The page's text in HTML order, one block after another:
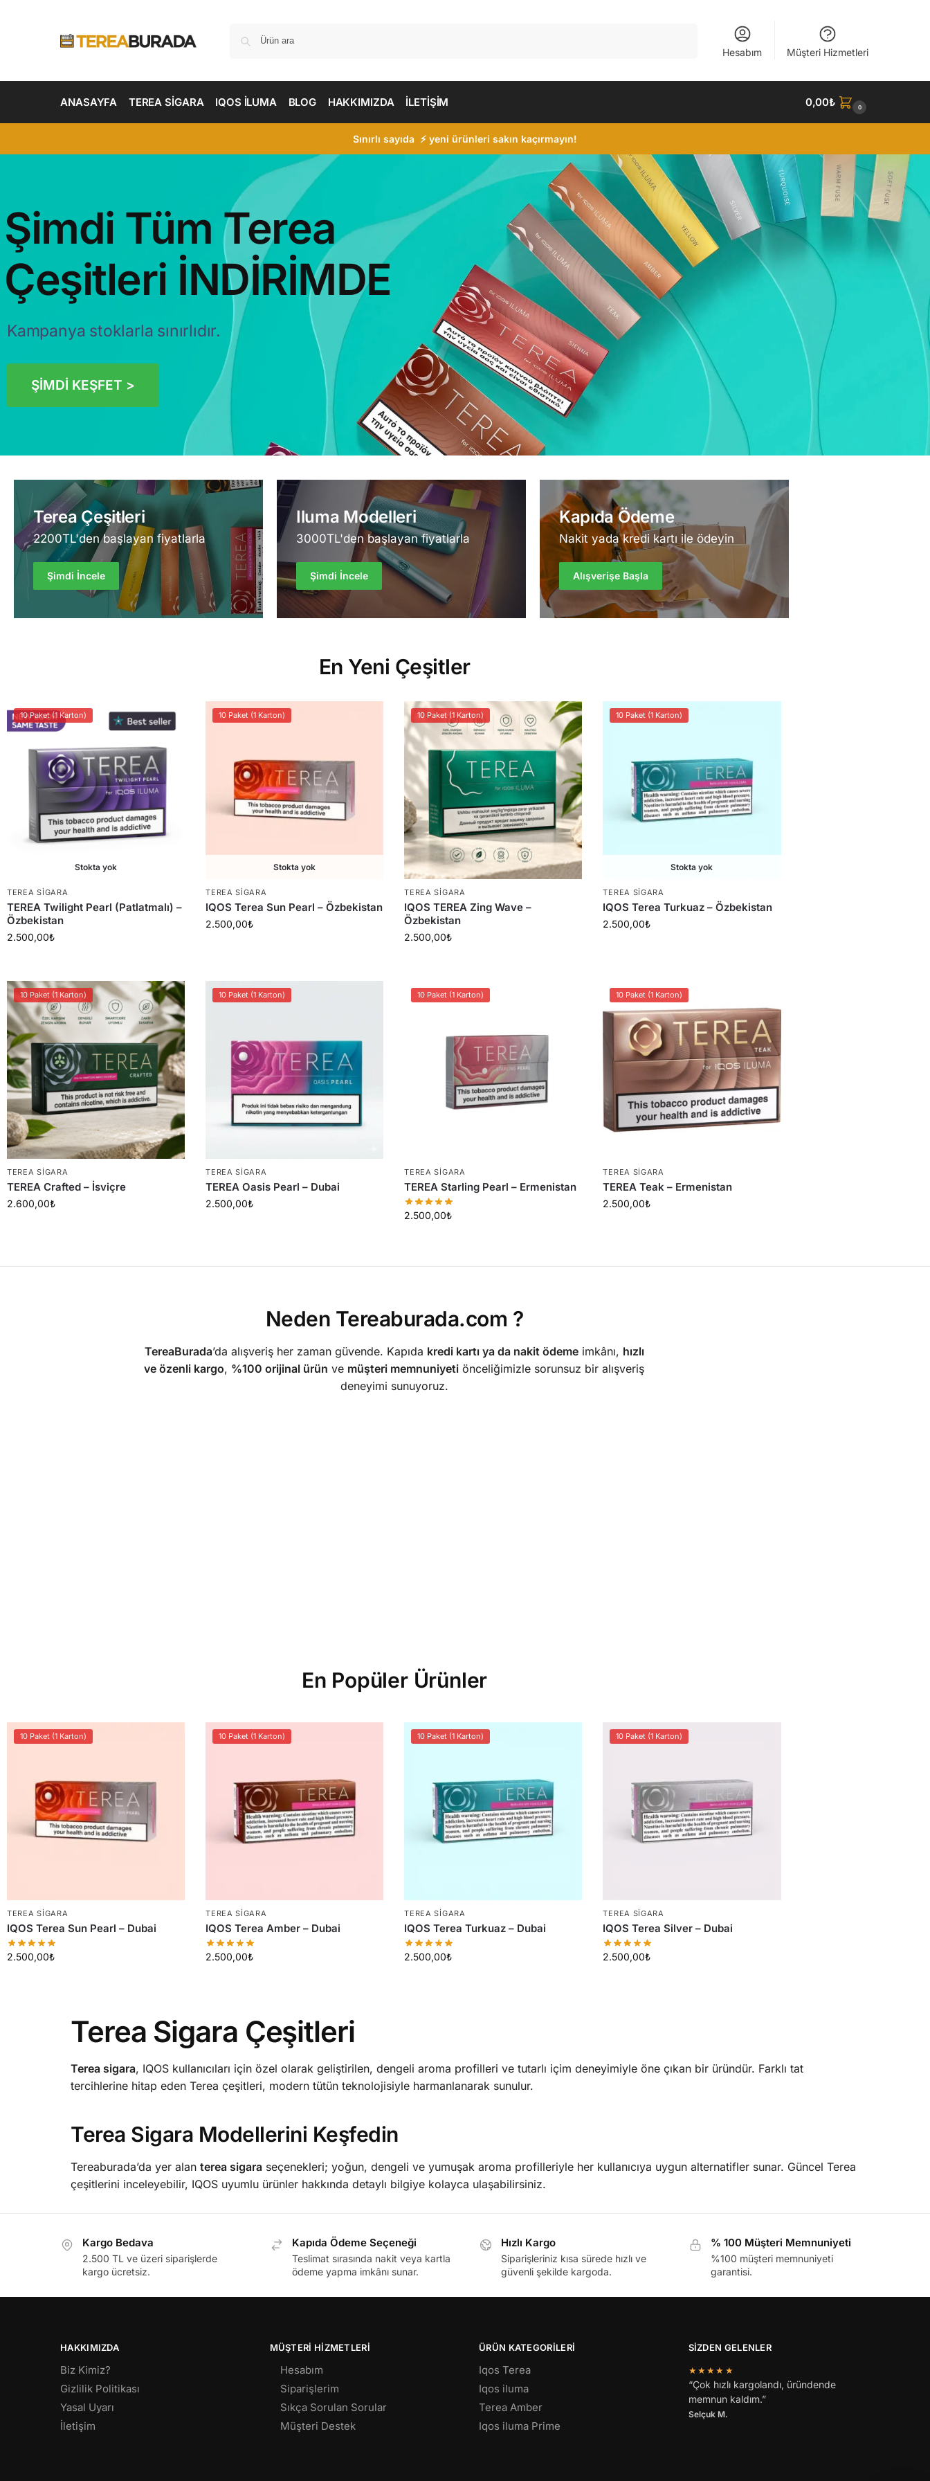
Hesabım Müşteri Hizmetleri
ANASAYFA TEREA SİGARA IQOS İLUMA BLOG HAKKIMIZDA İLETİŞİM 0,00₺ 0
Sınırlı sayıda ⚡ yeni ürünleri sakın kaçırmayın!
Şimdi Tüm Terea
Çeşitleri İNDİRİMDE
Kampanya stoklarla sınırlıdır.
ŞİMDİ KEŞFET >
Terea Çeşitleri
2200TL'den başlayan fiyatlarla
Şimdi İncele
Iluma Modelleri
3000TL'den başlayan fiyatlarla
Şimdi İncele
Kapıda Ödeme
Nakit yada kredi kartı ile ödeyin
Alışverişe Başla
En Yeni Çeşitler
10 Paket (1 Karton)
Stokta yok
TEREA SIGARA
TEREA Twilight Pearl (Patlatmalı) –
Özbekistan
2.500,00₺
10 Paket (1 Karton)
Stokta yok
TEREA SIGARA
IQOS Terea Sun Pearl – Özbekistan
2.500,00₺
10 Paket (1 Karton)
TEREA SIGARA
IQOS TEREA Zing Wave –
Özbekistan
2.500,00₺
10 Paket (1 Karton)
Stokta yok
TEREA SIGARA
IQOS Terea Turkuaz – Özbekistan
2.500,00₺
10 Paket (1 Karton)
TEREA SIGARA
TEREA Crafted – İsviçre
2.600,00₺
10 Paket (1 Karton)
TEREA SIGARA
TEREA Oasis Pearl – Dubai
2.500,00₺
10 Paket (1 Karton)
TEREA SIGARA
TEREA Starling Pearl – Ermenistan
2.500,00₺
10 Paket (1 Karton)
TEREA SIGARA
TEREA Teak – Ermenistan
2.500,00₺
Neden Tereaburada.com ?
TereaBurada’da alışveriş her zaman güvende. Kapıda kredi kartı ya da nakit ödemeimkânı, hızlı
ve özenli kargo, %100 orijinal ürün ve müşteri memnuniyeti önceliğimizle sorunsuz bir alışveriş
deneyimi sunuyoruz.
En Popüler Ürünler
10 Paket (1 Karton)
TEREA SIGARA
IQOS Terea Sun Pearl – Dubai
2.500,00₺
10 Paket (1 Karton)
TEREA SIGARA
IQOS Terea Amber – Dubai
2.500,00₺
10 Paket (1 Karton)
TEREA SIGARA
IQOS Terea Turkuaz – Dubai
2.500,00₺
10 Paket (1 Karton)
TEREA SIGARA
IQOS Terea Silver – Dubai
2.500,00₺
Terea Sigara Çeşitleri
Terea sigara, IQOS kullanıcıları için özel olarak geliştirilen, dengeli aroma profilleri ve tutarlı içim deneyimiyle öne çıkan bir üründür. Farklı tat
tercihlerine hitap eden Terea çeşitleri, modern tütün teknolojisiyle harmanlanarak sunulur.
Terea Sigara Modellerini Keşfedin
Tereaburada’da yer alan terea sigara seçenekleri; yoğun, dengeli ve yumuşak aroma profilleriyle her kullanıcıya uygun alternatifler sunar. Güncel Terea
çeşitlerini inceleyebilir, IQOS uyumlu ürünler hakkında detaylı bilgiye kolayca ulaşabilirsiniz.
Kargo Bedava
2.500 TL ve üzeri siparişlerde
kargo ücretsiz.
Kapıda Ödeme Seçeneği
Teslimat sırasında nakit veya kartla
ödeme yapma imkânı sunar.
Hızlı Kargo
Siparişleriniz kısa sürede hızlı ve
güvenli şekilde kargoda.
% 100 Müşteri Memnuniyeti
%100 müşteri memnuniyeti
garantisi.
HAKKIMIZDA
Biz Kimiz?
Gizlilik Politikası
Yasal Uyarı
İletişim
MÜŞTERI HIZMETLERI
Hesabım
Siparişlerim
Sıkça Sorulan Sorular
Müşteri Destek
ÜRÜN KATEGORILERI
Iqos Terea
Iqos iluma
Terea Amber
Iqos iluma Prime
SİZDEN GELENLER
★★★★★
“Çok hızlı kargolandı, üründende
memnun kaldım.”
Selçuk M.